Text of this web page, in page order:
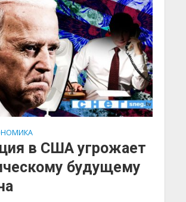
в США угрожает
будущему